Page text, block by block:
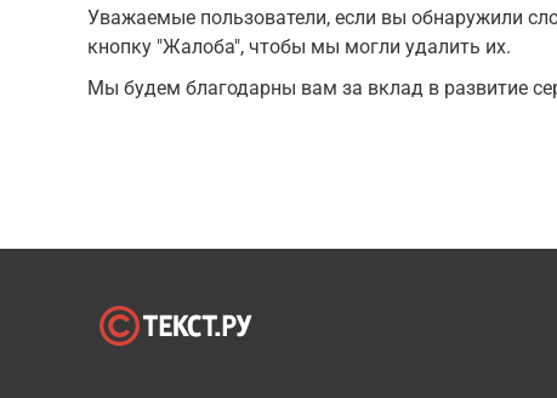
Уважаемые пользователи, если вы обнаружили
кнопку "Жалоба", чтобы мы могли удалить их.
Мы будем благодарны вам за вклад в развитие